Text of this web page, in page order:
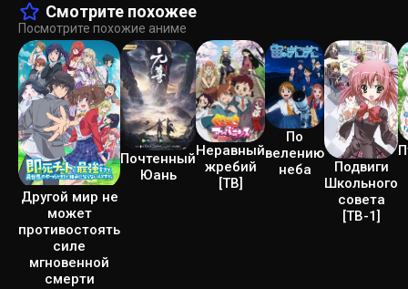
Смотрите похожее
Посмотрите похожие аниме
Другой мир не
может
противостоять
силе
мгновенной
смерти
Почтенный
Юань
Неравный
жребий
[ТВ]
По
велению
неба
Подвиги
Школьного
совета
[ТВ-1]